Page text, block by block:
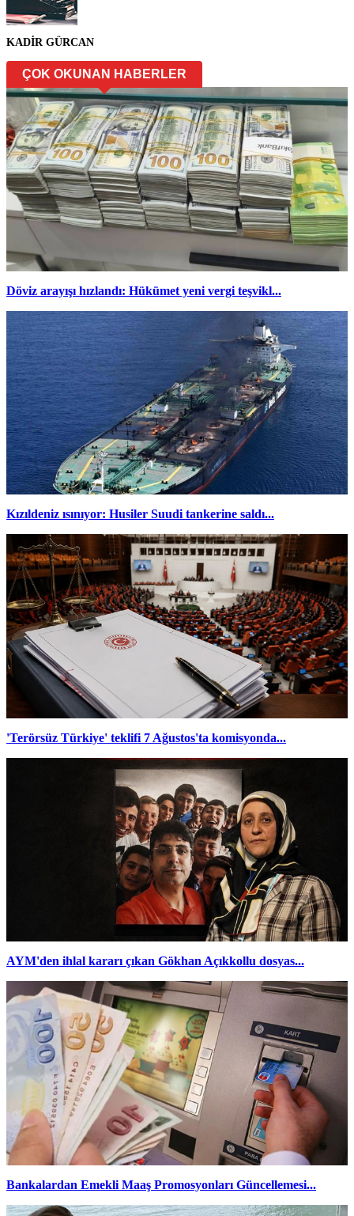
KADİR GÜRCAN
ÇOK OKUNAN HABERLER
Döviz arayışı hızlandı: Hükümet yeni vergi teşvikl...
Kızıldeniz ısınıyor: Husiler Suudi tankerine saldı...
'Terörsüz Türkiye' teklifi 7 Ağustos'ta komisyonda...
AYM'den ihlal kararı çıkan Gökhan Açıkkollu dosyas...
Bankalardan Emekli Maaş Promosyonları Güncellemesi...